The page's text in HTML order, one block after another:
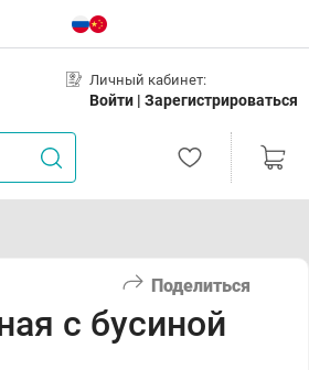
Личный кабинет:
Войти | Зарегистрироваться
Поделиться
с бусиной